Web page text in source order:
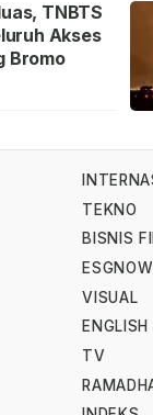
TNBTS
Akses
Bromo
TEKNO
BISNIS
ESGNOW
VISUAL
ENGLISH
TV